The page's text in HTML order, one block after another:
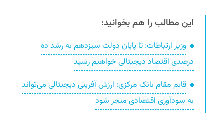
این مطالب را هم بخوانید:
وزیر ارتباطات: تا پایان دولت سیزدهم به رشد ده
درصدی اقتصاد دیجیتالی خواهیم رسید
قائم مقام بانک مرکزی: ارزش آفرینی دیجیتالی می‌تواند
به سودآوری اقتصادی منجر شود